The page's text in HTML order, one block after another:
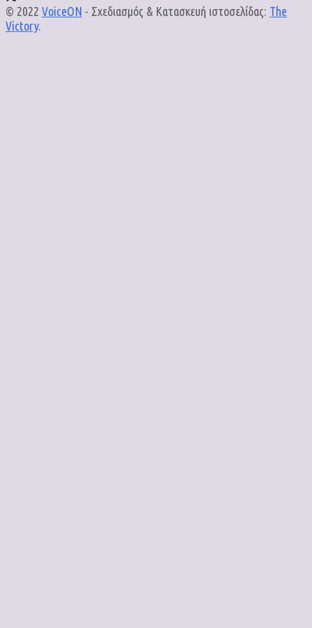
© 2022 VoiceON - Σχεδιασμός & Κατασκευή ιστοσελίδας: The
Victory.